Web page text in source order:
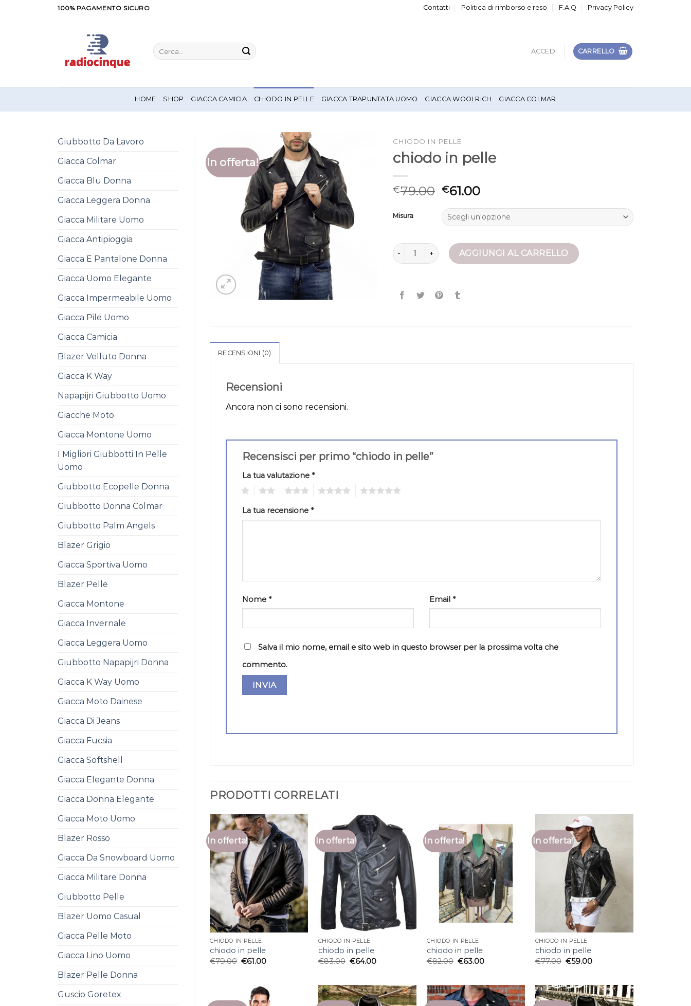
100% PAGAMENTO SICURO Contatti Politica di rimborso e reso F.A.Q Privacy Policy
Cerca:
ACCEDI CARRELLO
HOME SHOP GIACCA CAMICIA CHIODO IN PELLE GIACCA TRAPUNTATA UOMO GIACCA WOOLRICH GIACCA COLMAR
Giubbotto Da Lavoro
Giacca Colmar
Giacca Blu Donna
Giacca Leggera Donna
Giacca Militare Uomo
Giacca Antipioggia
Giacca E Pantalone Donna
Giacca Uomo Elegante
Giacca Impermeabile Uomo
Giacca Pile Uomo
Giacca Camicia
Blazer Velluto Donna
Giacca K Way
Napapijri Giubbotto Uomo
Giacche Moto
Giacca Montone Uomo
I Migliori Giubbotti In Pelle
Uomo
Giubbotto Ecopelle Donna
Giubbotto Donna Colmar
Giubbotto Palm Angels
Blazer Grigio
Giacca Sportiva Uomo
Blazer Pelle
Giacca Montone
Giacca Invernale
Giacca Leggera Uomo
Giubbotto Napapijri Donna
Giacca K Way Uomo
Giacca Moto Dainese
Giacca Di Jeans
Giacca Fucsia
Giacca Softshell
Giacca Elegante Donna
Giacca Donna Elegante
Giacca Moto Uomo
Blazer Rosso
Giacca Da Snowboard Uomo
Giacca Militare Donna
Giubbotto Pelle
Blazer Uomo Casual
Giacca Pelle Moto
Giacca Lino Uomo
Blazer Pelle Donna
Guscio Goretex
In offerta!
CHIODO IN PELLE
chiodo in pelle
€79.00 €61.00
Misura
chiodo in pelle quantitàAGGIUNGI AL CARRELLO
RECENSIONI (0)
Recensioni
Ancora non ci sono recensioni.
Recensisci per primo “chiodo in pelle”
La tua valutazione *
La tua recensione *
Nome * Email *
Salva il mio nome, email e sito web in questo browser per la prossima volta che
commento.
PRODOTTI CORRELATI
In offerta!
CHIODO IN PELLE
chiodo in pelle
€79.00 €61.00
In offerta!
CHIODO IN PELLE
chiodo in pelle
€83.00 €64.00
In offerta!
CHIODO IN PELLE
chiodo in pelle
€82.00 €63.00
In offerta!
CHIODO IN PELLE
chiodo in pelle
€77.00 €59.00